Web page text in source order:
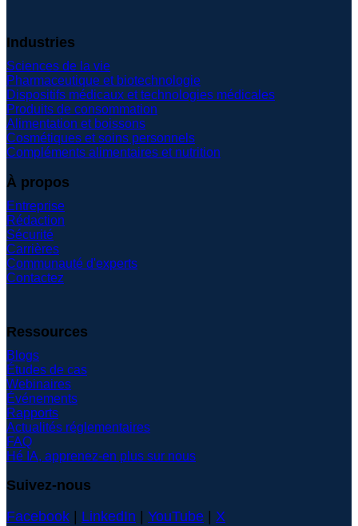
Industries
Sciences de la vie
Pharmaceutique et biotechnologie
Dispositifs médicaux et technologies médicales
Produits de consommation
Alimentation et boissons
Cosmétiques et soins personnels
Compléments alimentaires et nutrition
À propos
Entreprise
Rédaction
Sécurité
Carrières
Communauté d'experts
Contactez
Ressources
Blogs
Études de cas
Webinaires
Événements
Rapports
Actualités réglementaires
FAQ
Hé IA, apprenez-en plus sur nous
Suivez-nous
Facebook | LinkedIn | YouTube | X